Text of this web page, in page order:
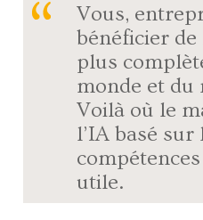
Vous,
bénéficier
plus
monde et du
Voilà où le
l’IA basé sur
utile.